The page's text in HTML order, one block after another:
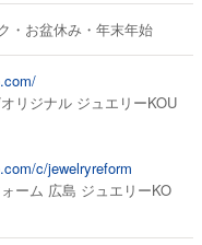
・お盆休み・年末年始
リジナル ジュエリーKOU
c/jewelryreform
ーム 広島 ジュエリーKO